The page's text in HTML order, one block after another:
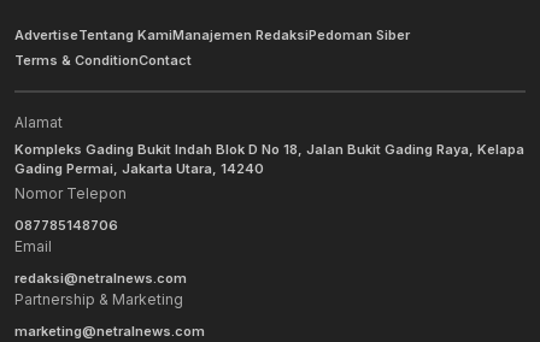
AdvertiseTentang KamiManajemen RedaksiPedoman Siber
Terms & ConditionContact
Alamat
Kompleks Gading Bukit Indah Blok D No 18, Jalan Bukit Gading Raya, Kelapa
Gading Permai, Jakarta Utara, 14240
Nomor Telepon
087785148706
Email
redaksi@netralnews.com
Partnership & Marketing
marketing@netralnews.com